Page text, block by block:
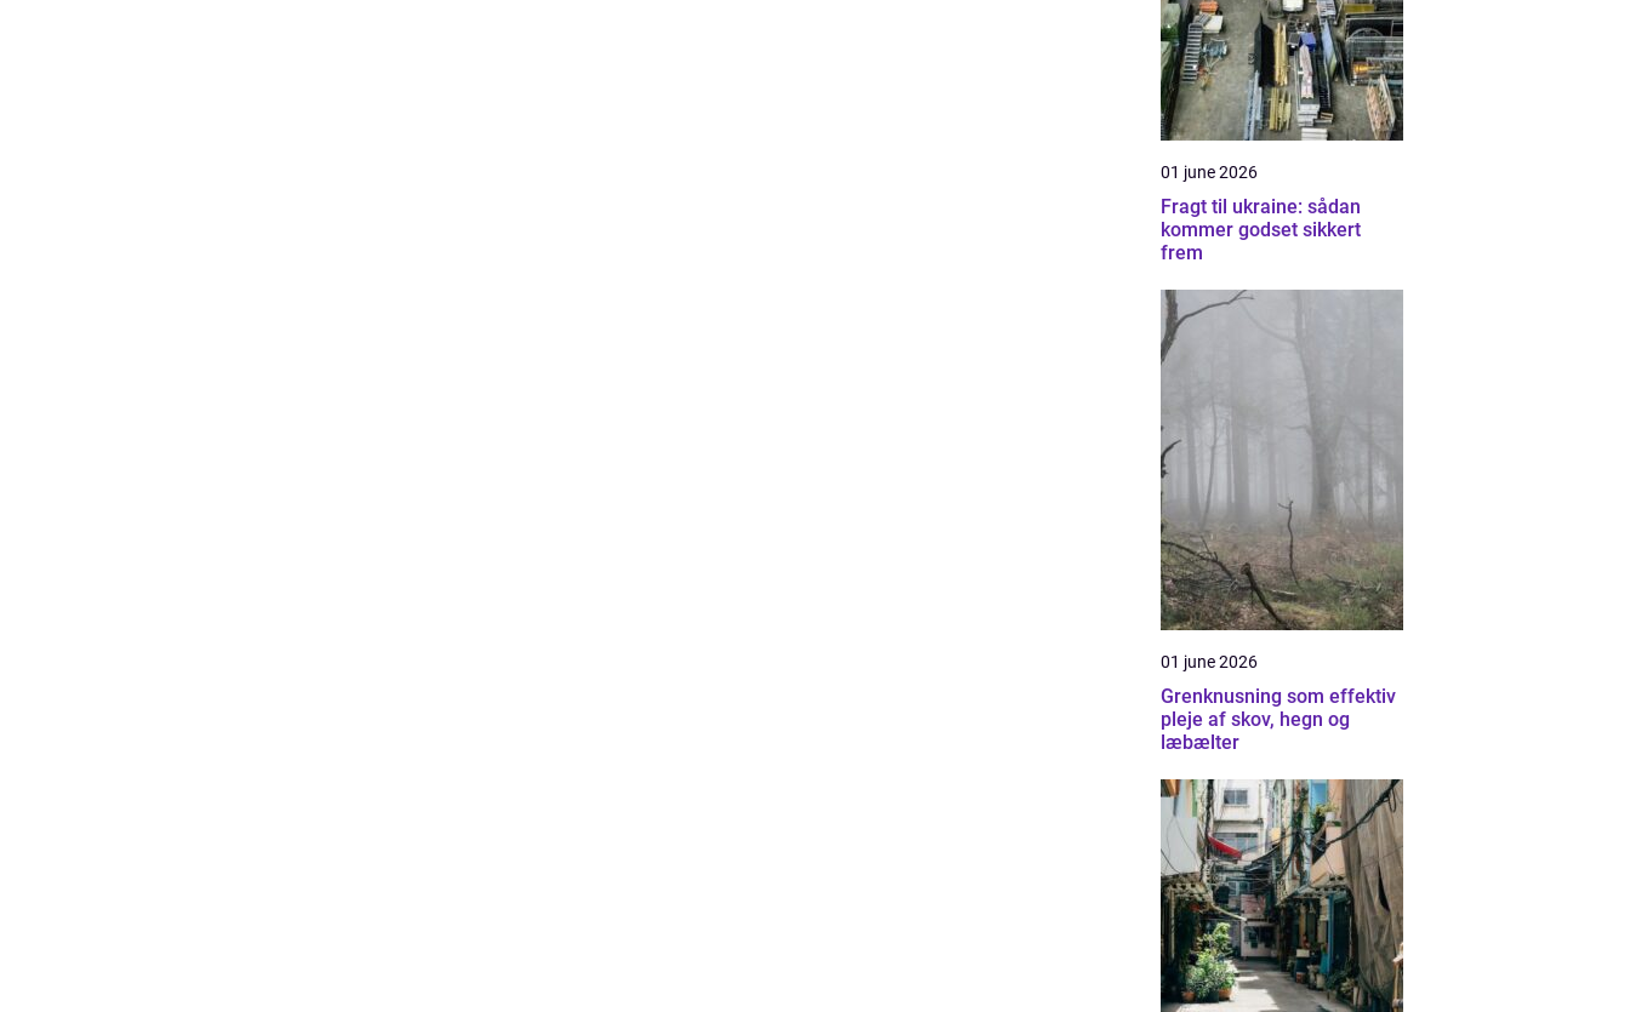
01 june 2026
Fragt til ukraine: sådan
kommer godset sikkert
frem
01 june 2026
Grenknusning som effektiv
pleje af skov, hegn og
læbælter